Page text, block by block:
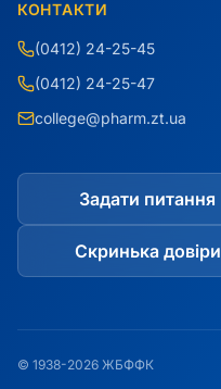
КОНТАКТИ
(0412) 24-25-45
(0412) 24-25-47
college@pharm.zt.ua
Задати питання
Скринька довіри
© 1938-2026 ЖБФФК